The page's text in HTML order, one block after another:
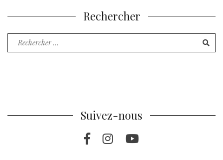
Rechercher
Recherche
Suivez-nous
Facebook
Instagram
Youtube